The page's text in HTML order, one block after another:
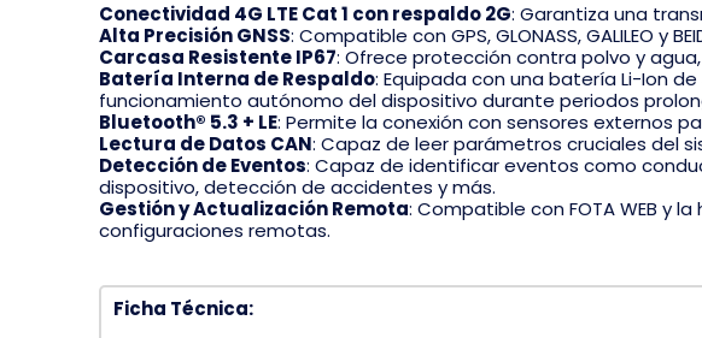
Conectividad 4G LTE Cat 1 con respaldo 2G: Garantiza una
Alta Precisión GNSS: Compatible con GPS, GLONASS, GALILEO y
Carcasa Resistente IP67: Ofrece protección contra polvo y
Batería Interna de Respaldo: Equipada con una batería Li-Ion
funcionamiento autónomo del dispositivo durante periodos
Bluetooth® 5.3 + LE: Permite la conexión con sensores externos
Lectura de Datos CAN: Capaz de leer parámetros cruciales del
Detección de Eventos: Capaz de identificar eventos como
dispositivo, detección de accidentes y más.
Gestión y Actualización Remota: Compatible con FOTA WEB y
configuraciones remotas.
Ficha Técnica: